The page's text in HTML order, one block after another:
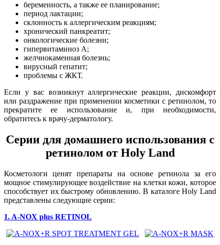
беременность, а также ее планирование;
период лактации;
склонность к аллергическим реакциям;
хронический панкреатит;
онкологические болезни;
гипервитаминоз А;
желчнокаменная болезнь;
вирусный гепатит;
проблемы с ЖКТ.
Если у вас возникнут аллергические реакции, дискомфорт
или раздражение при применении косметики с ретинолом, то
прекратите ее использование и, при необходимости,
обратитесь к врачу-дерматологу.
Серии для домашнего использования с
ретинолом от Holy Land
Косметологи ценят препараты на основе ретинола за его
мощное стимулирующее воздействие на клетки кожи, которое
способствует их быстрому обновлению. В каталоге Holy Land
представлены следующие серии:
1. A-NOX plus RETINOL